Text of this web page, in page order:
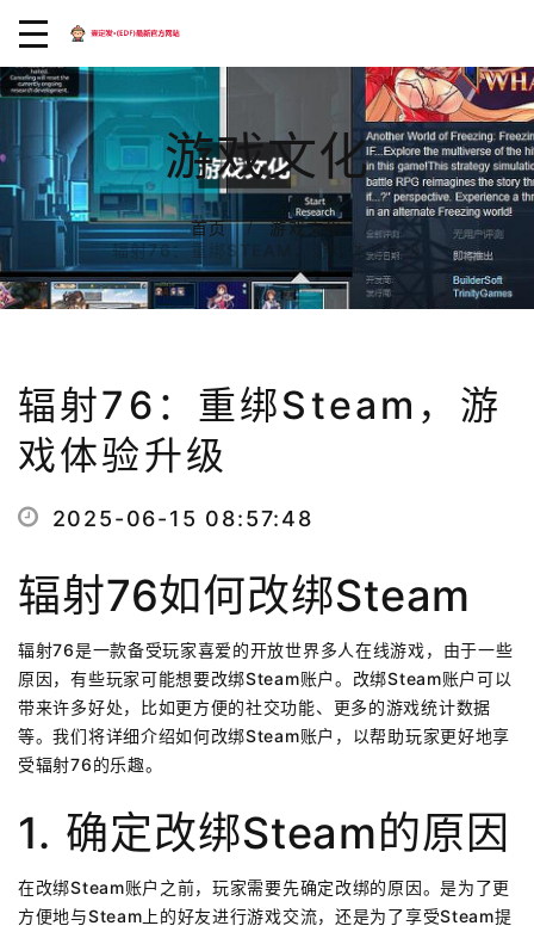
游戏文化
首页
游戏文化
辐射76：重绑STEAM，游戏体验升级
辐射76：重绑Steam，游
戏体验升级
2025-06-15 08:57:48
辐射76如何改绑Steam
辐射76是一款备受玩家喜爱的开放世界多人在线游戏，由于一些
原因，有些玩家可能想要改绑Steam账户。改绑Steam账户可以
带来许多好处，比如更方便的社交功能、更多的游戏统计数据
等。我们将详细介绍如何改绑Steam账户，以帮助玩家更好地享
受辐射76的乐趣。
1. 确定改绑Steam的原因
在改绑Steam账户之前，玩家需要先确定改绑的原因。是为了更
方便地与Steam上的好友进行游戏交流，还是为了享受Steam提